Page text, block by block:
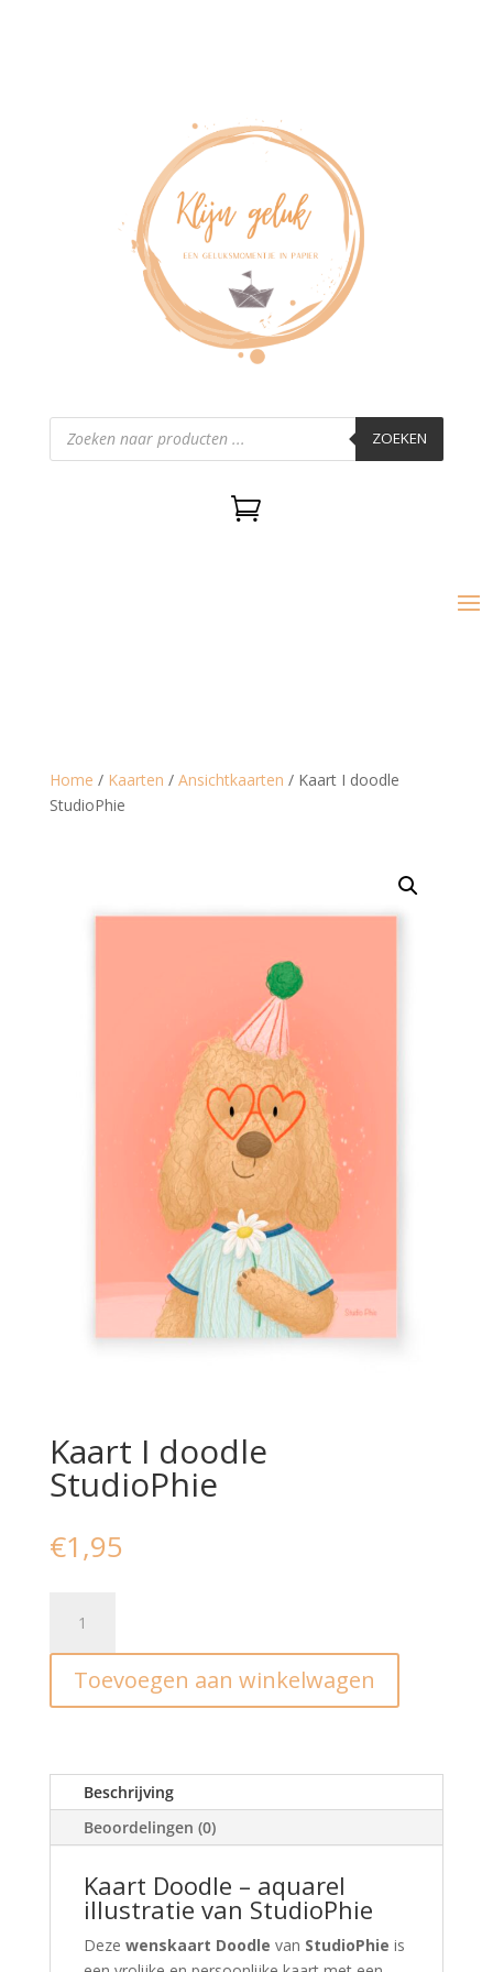
Producten
zoeken ZOEKEN

Home / Kaarten / Ansichtkaarten / Kaart I doodle
StudioPhie
Kaart I doodle
StudioPhie
€1,95
doodle
StudioPhie
aantal
Toevoegen aan winkelwagen
Beschrijving
Beoordelingen (0)
Kaart Doodle – aquarel
illustratie van StudioPhie
Deze wenskaart Doodle van StudioPhie is